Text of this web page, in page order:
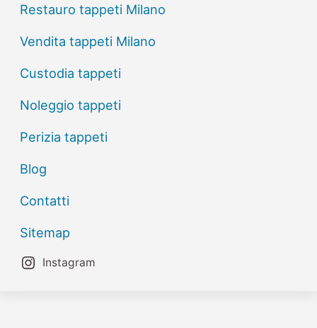
Restauro tappeti Milano
Vendita tappeti Milano
Custodia tappeti
Noleggio tappeti
Perizia tappeti
Blog
Contatti
Sitemap
Instagram